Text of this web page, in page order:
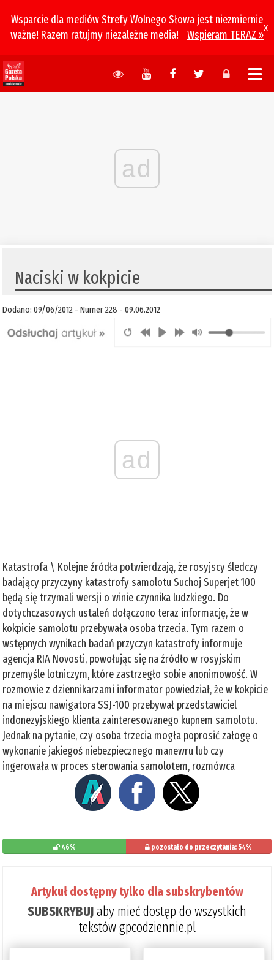
Wsparcie dla mediów Strefy Wolnego Słowa jest niezmiernie
ważne! Razem ratujmy niezależne media!
Wspieram TERAZ »
x
ad
Naciski w kokpicie
Dodano: 09/06/2012 - Numer 228 - 09.06.2012
ad
Katastrofa \ Kolejne źródła potwierdzają, że rosyjscy śledczy
badający przyczyny katastrofy samolotu Suchoj Superjet 100
będą się trzymali wersji o winie czynnika ludzkiego. Do
dotychczasowych ustaleń dołączono teraz informację, że w
kokpicie samolotu przebywała osoba trzecia. Tym razem o
wstępnych wynikach badań przyczyn katastrofy informuje
agencja RIA Novosti, powołując się na źródło w rosyjskim
przemyśle lotniczym, które zastrzegło sobie anonimowość. W
rozmowie z dziennikarzami informator powiedział, że w kokpicie
na miejscu nawigatora SSJ-100 przebywał przedstawiciel
indonezyjskiego klienta zainteresowanego kupnem samolotu.
Jednak na pytanie, czy osoba trzecia mogła poprosić załogę o
wykonanie jakiegoś niebezpiecznego manewru lub czy
ingerowała w proces sterowania samolotem, rozmówca
46% pozostało do przeczytania: 54%
Artykuł dostępny tylko dla subskrybentów
SUBSKRYBUJaby mieć dostęp do wszystkich
tekstów gpcodziennie.pl